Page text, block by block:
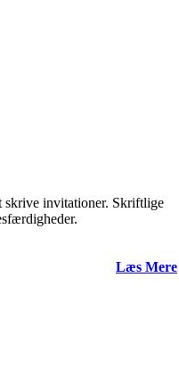
skrive invitationer. Skriftlige
Læs Mere